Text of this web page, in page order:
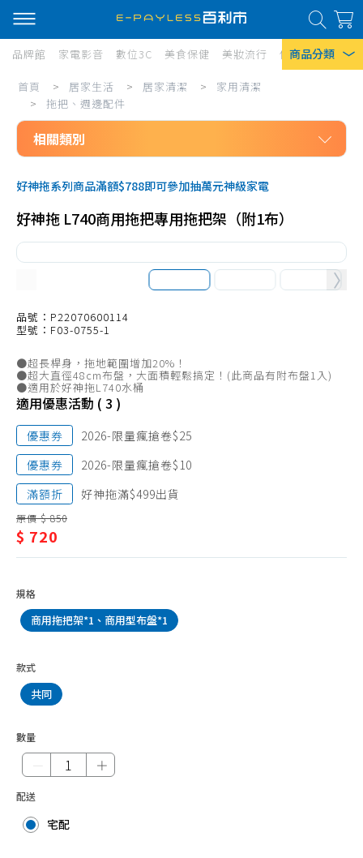
商品分類
熱門搜尋
風扇
口罩
除濕機
衛生紙
Iphone 17
品牌館 家電影音 數位3C 美食保健 美妝流行 傢俱寢具 居
居
生
活/
居
家
清
潔/
用
清
潔/
拖
把、
週
邊
配
件
首頁 > 居家生活 > 居家清潔 >
家用清潔
>
拖把、週邊配件
相關類別
家用清潔
掃把、週邊配件
清潔工具
抹布、菜瓜布
垃圾袋
清潔劑品
環境抗菌、防護用品
防蚊、驅蚊、除蠅
除蟲、殺蟑、鼠疫
除濕、防霉劑品
水管
防水噴霧
好神拖系列商品滿額$788即可參加抽萬元神級家電
好神拖 L740商用拖把專用拖把架（附1布）
品號：P22070600114
型號：F03-0755-1
●超長桿身，拖地範圍增加20%！
●超大直徑48cm布盤，大面積輕鬆搞定！(此商品有附布盤1入)
●適用於好神拖L740水桶
適用優惠活動 ( 3 )
優惠券
2026-限量瘋搶卷$25
優惠券
2026-限量瘋搶卷$10
滿額折
好神拖滿$499出貨
原價 $ 850
$ 720
規格
商用拖把架*1、商用型布盤*1
款式
共同
數量
＋
配送
宅配